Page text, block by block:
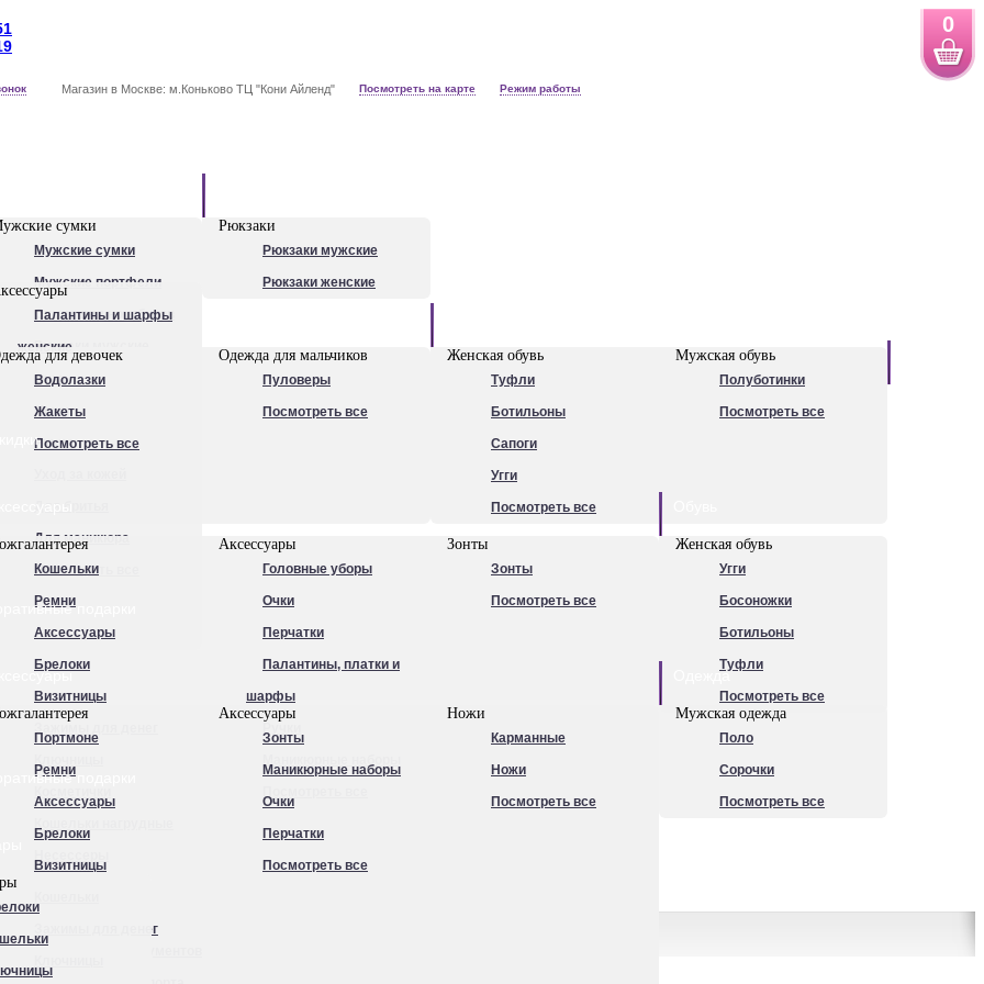
0
Магазин в Москве: м.Коньково ТЦ "Кони Айленд" Посмотреть на карте Режим работы
сумки
Мужские сумки
Мужские портфели
Сумки для ноутбуков
Рюкзаки мужские
Посмотреть все
Рюкзаки
Рюкзаки мужские
Рюкзаки женские
Палантины и шарфы
женские
Очки
Ножи
Ручки
Для маникюра
Посмотреть все
для девочек
Водолазки
Жакеты
Посмотреть все
Одежда для мальчиков
Пуловеры
Посмотреть все
Женская обувь
Туфли
Ботильоны
Сапоги
Угги
Посмотреть все
Мужская обувь
Полуботинки
Посмотреть все
Кошельки
Ремни
Аксессуары
Брелоки
Визитницы
Аксессуары
Головные уборы
Очки
Перчатки
Палантины, платки и
шарфы
Зонты
Зонты
Посмотреть все
Женская обувь
Угги
Босоножки
Ботильоны
Туфли
Посмотреть все
подарки
Портмоне
Ремни
Аксессуары
Брелоки
Визитницы
Зажимы для денег
Аксессуары
Зонты
Маникюрные наборы
Очки
Перчатки
Посмотреть все
Ножи
Карманные
Ножи
Посмотреть все
Одежда
Мужская одежда
Поло
Сорочки
Посмотреть все
подарки